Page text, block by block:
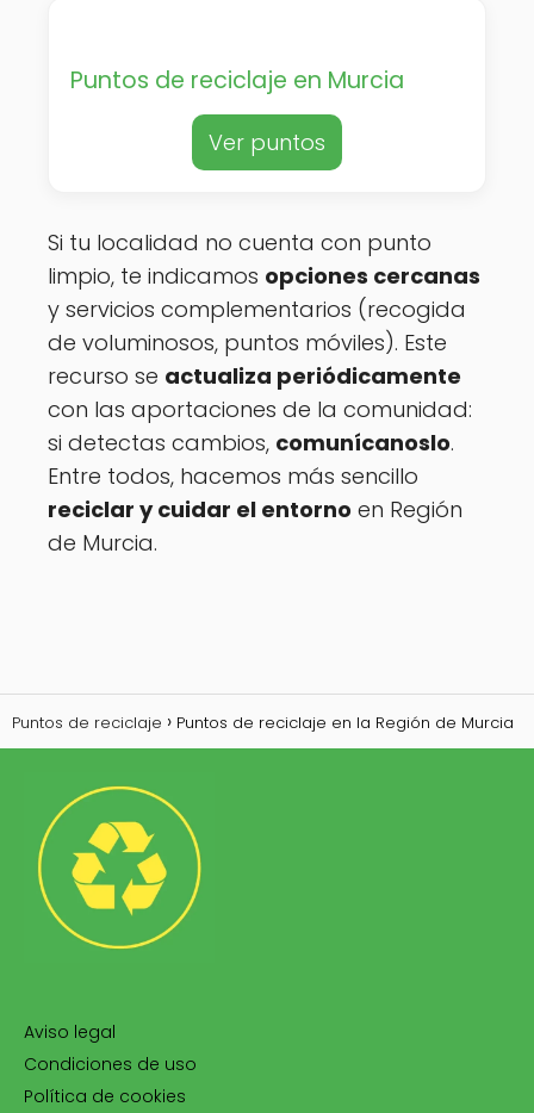
Puntos de reciclaje en Murcia
Ver puntos
Si tu localidad no cuenta con punto
limpio, te indicamos opciones cercanas
y servicios complementarios (recogida
de voluminosos, puntos móviles). Este
recurso se actualiza periódicamente
con las aportaciones de la comunidad:
si detectas cambios, comunícanoslo.
Entre todos, hacemos más sencillo
reciclar y cuidar el entorno en Región
de Murcia.
Puntos de reciclaje Puntos de reciclaje en la Región de Murcia
Aviso legal
Condiciones de uso
Política de cookies